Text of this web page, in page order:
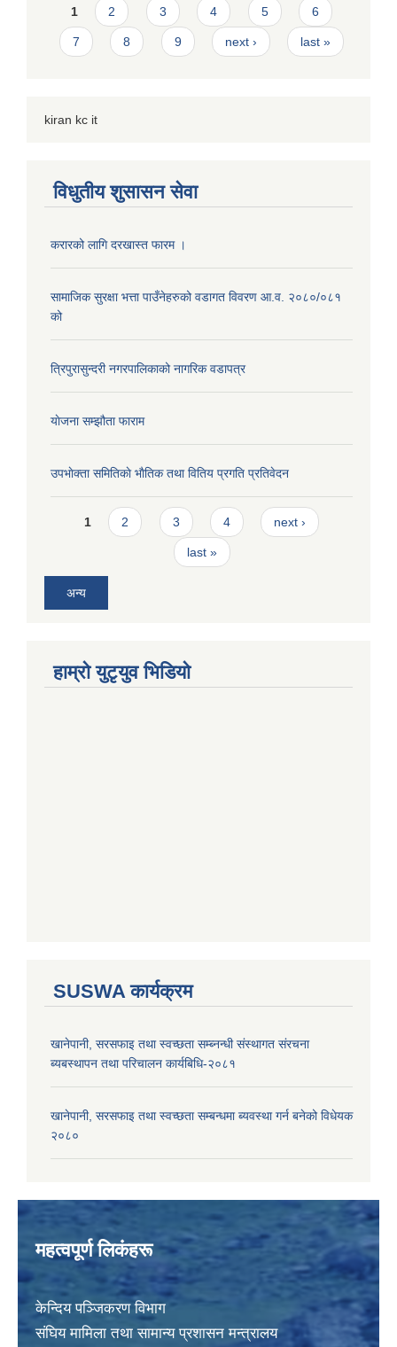
Pages
1 2 3 4 5 6
7 8 9 next › last »
kiran kc it
विधुतीय शुसासन सेवा
करारको लागि दरखास्त फारम ।
सामाजिक सुरक्षा भत्ता पाउँनेहरुको वडागत विवरण आ.व. २०८०/०८१
को
त्रिपुरासुन्दरी नगरपालिकाको नागरिक वडापत्र
याेजना सम्झौता फाराम
उपभाेक्ता समितिकाे भाैतिक तथा वितिय प्रगति प्रतिवेदन
Pages
1 2 3 4 next ›
last »
अन्य
हाम्राे युटृयुव भिडियाे
SUSWA कार्यक्रम
खानेपानी, सरसफाइ तथा स्वच्छता सम्ब्नन्धी संस्थागत संरचना
ब्यबस्थापन तथा परिचालन कार्यबिधि-२०८१
खानेपानी, सरसफाइ तथा स्वच्छता सम्बन्धमा ब्यवस्था गर्न बनेको विधेयक
२०८०
महत्वपूर्ण लिकंहरू
केन्दिय पञ्जिकरण विभाग
संघिय मामिला तथा सामान्य प्रशासन मन्त्रालय